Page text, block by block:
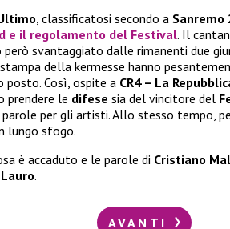
, classificatosi secondo a Sanremo
e il regolamento del Festival. Il
svantaggiato dalle rimanenti due
della kermesse hanno
Così, ospite a CR4 – La
prendere le difese sia del vincitore del
parole per gli artisti. Allo stesso tempo,
lungo sfogo.
è accaduto e le parole di Cristiano
.
AVANTI